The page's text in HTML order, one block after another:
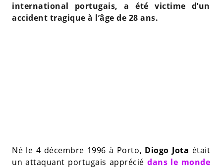
international portugais, a été victime d’un
accident tragique à l’âge de 28 ans.
Né le 4 décembre 1996 à Porto, Diogo Jota était
un attaquant portugais apprécié dans le monde